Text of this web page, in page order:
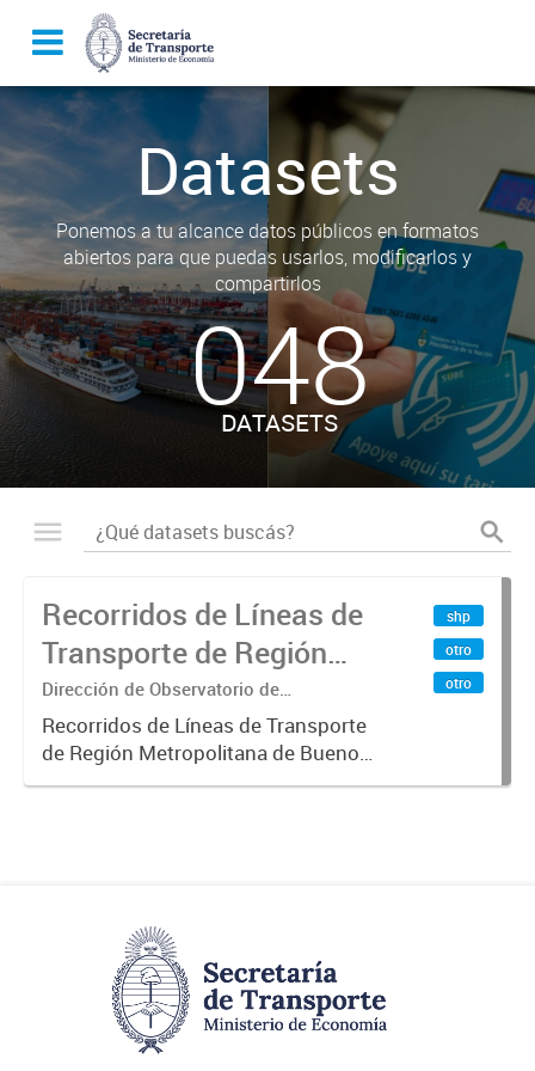
Datasets
Ponemos a tu alcance datos públicos en formatos
abiertos para que puedas usarlos, modificarlos y
compartirlos
048
DATASETS
Recorridos de Líneas de
Transporte de Región
Metropolitana de
Buenos Aires (RMBA)
Dirección de Observatorio de
Transporte, Estudio y Sistemas
Recorridos de Líneas de Transporte
de Región Metropolitana de Buenos
Aires (RMBA).-
shp
otro
otro